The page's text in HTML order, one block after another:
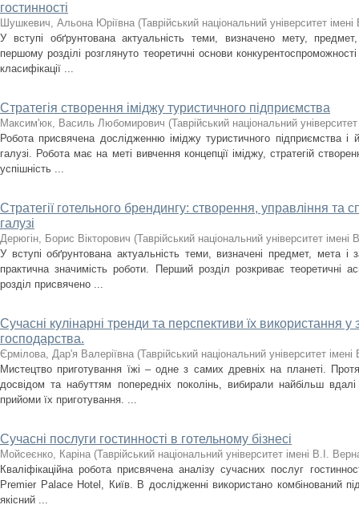
гостинності
Шушкевич, Альона Юріївна (Таврійський національний університет
У вступі обґрунтована актуальність теми, визначено мету,
першому розділі розглянуто теоретичні основи конкурентоспроможності
класифікації ...
Стратегія створення іміджу туристичного підприємства
Максим'юк, Василь Любомирович (Таврійський національний
Робота присвячена дослідженню іміджу туристичного підприємства і
галузі. Робота має на меті вивчення концепції іміджу, стратегій
успішність ...
Стратегії готельного брендингу: створення, управління та
галузі
Дерюгін, Борис Вікторович (Таврійський національний університет імені
У вступі обґрунтована актуальність теми, визначені предмет, мета і
практична значимість роботи. Перший розділ розкриває теоретичні
розділ присвячено ...
Сучасні кулінарні тренди та перспективи їх використання
господарства.
Єрмілова, Дар'я Валеріївна (Таврійський національний університет
Мистецтво приготування їжі – одне з самих древніх на планеті.
досвідом та набуттям попередніх поколінь, вибирали найбільш вдалі
прийоми їх приготування. ...
Сучасні послуги гостинності в готельному бізнесі
Мойсеєнко, Каріна (Таврійський національний університет імені В.І.
Кваліфікаційна робота присвячена аналізу сучасних послуг
Premier Palace Hotel, Київ. В дослідженні використано комбінований
якісний ...